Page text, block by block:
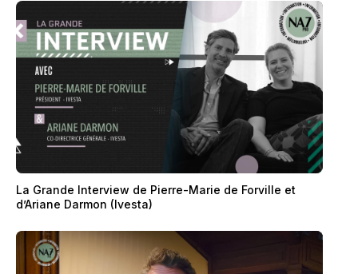
La Grande Interview de Pierre-Marie de Forville et
d’Ariane Darmon (Ivesta)